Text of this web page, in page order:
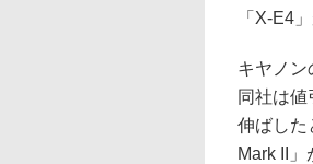
「X-E4
キヤノン
同社は
伸ばした
Mark II